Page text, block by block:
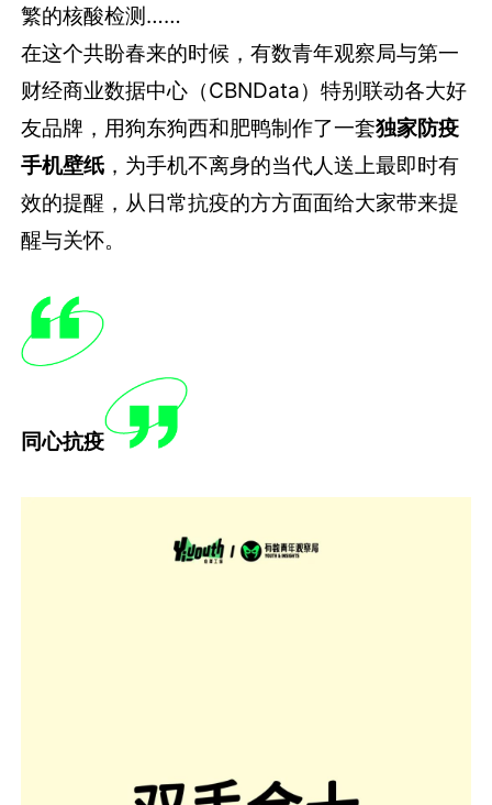
繁的核酸检测……
在这个共盼春来的时候，有数青年观察局与第一
财经商业数据中心（CBNData）特别联动各大好
友品牌，用狗东狗西和肥鸭制作了一套独家防疫
手机壁纸 ，为手机不离身的当代人送上最即时有
效的提醒，从日常抗疫的方方面面给大家带来提
醒与关怀。
同心抗疫